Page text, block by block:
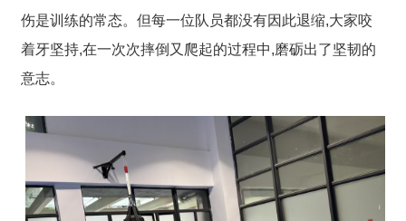
伤是训练的常态。但每一位队员都没有因此退缩,大家咬
着牙坚持,在一次次摔倒又爬起的过程中,磨砺出了坚韧的
意志。